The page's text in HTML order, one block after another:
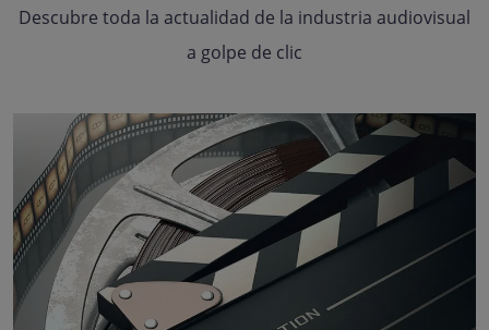
Descubre toda la actualidad de la industria audiovisual
a golpe de clic